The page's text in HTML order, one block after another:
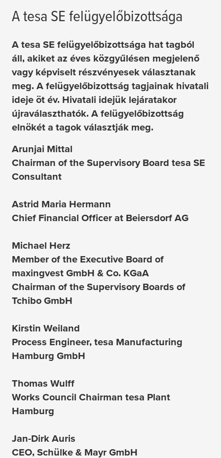
A tesa SE felügyelőbizottsága
A tesa SE felügyelőbizottsága hat tagból
áll, akiket az éves közgyűlésen megjelenő
vagy képviselt részvényesek választanak
meg. A felügyelőbizottság tagjainak hivatali
ideje öt év. Hivatali idejük lejáratakor
újraválaszthatók. A felügyelőbizottság
elnökét a tagok választják meg.
Arunjai Mittal
Chairman of the Supervisory Board tesa SE
Consultant
Astrid Maria Hermann
Chief Financial Officer at Beiersdorf AG
Michael Herz
Member of the Executive Board of
maxingvest GmbH & Co. KGaA
Chairman of the Supervisory Boards of
Tchibo GmbH
Kirstin Weiland
Process Engineer, tesa Manufacturing
Hamburg GmbH
Thomas Wulff
Works Council Chairman tesa Plant
Hamburg
Jan-Dirk Auris
CEO, Schülke & Mayr GmbH